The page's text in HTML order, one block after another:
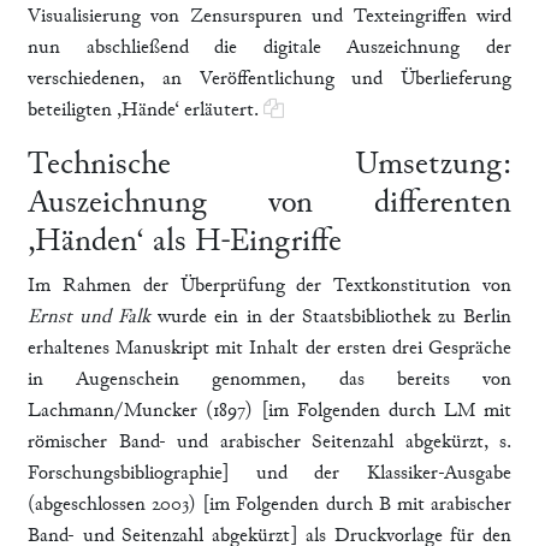
Visualisierung von Zensurspuren und Texteingriffen wird
nun abschließend die digitale Auszeichnung der
verschiedenen, an Veröffentlichung und Überlieferung
beteiligten ,Hände‘ erläutert.
Technische Umsetzung:
Auszeichnung von differenten
,Händen‘ als H-Eingriffe
Im Rahmen der Überprüfung der Textkonstitution von
Ernst und Falkwurde ein in der Staatsbibliothek zu Berlin
erhaltenes Manuskript mit Inhalt der ersten drei Gespräche
in Augenschein genommen, das bereits von
Lachmann/Muncker (1897) [im Folgenden durch LM mit
römischer Band- und arabischer Seitenzahl abgekürzt, s.
Forschungsbibliographie] und der Klassiker-Ausgabe
(abgeschlossen 2003) [im Folgenden durch B mit arabischer
Band- und Seitenzahl abgekürzt] als Druckvorlage für den